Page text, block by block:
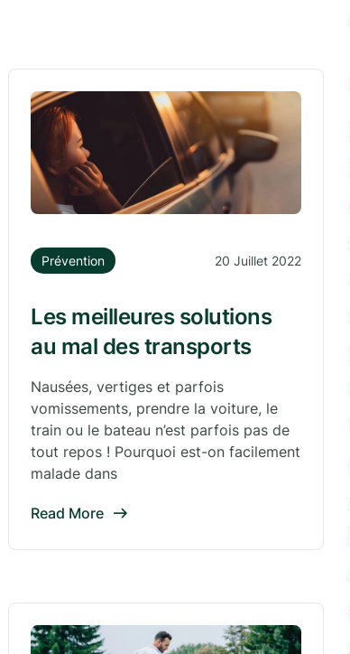
Prévention 20 Juillet 2022
Les meilleures solutions
au mal des transports
Nausées, vertiges et parfois
vomissements, prendre la voiture, le
train ou le bateau n’est parfois pas de
tout repos ! Pourquoi est-on facilement
malade dans
Read More